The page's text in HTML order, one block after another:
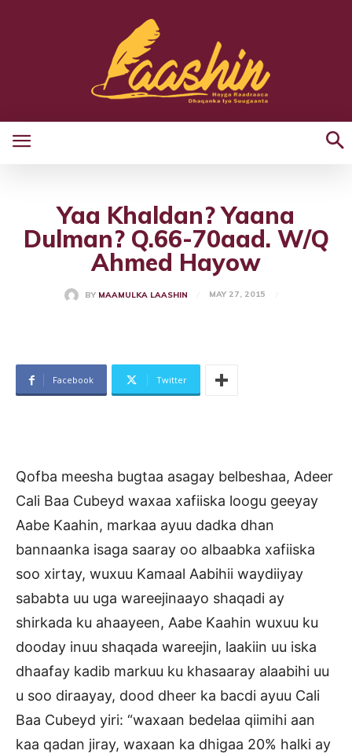
Yaa Khaldan? Yaana
Dulman? Q.66-70aad. W/Q
Ahmed Hayow
BY MAAMULKA LAASHIN MAY 27, 2015
Facebook Twitter
Qofba meesha bugtaa asagay belbeshaa, Adeer
Cali Baa Cubeyd waxaa xafiiska loogu geeyay
Aabe Kaahin, markaa ayuu dadka dhan
bannaanka isaga saaray oo albaabka xafiiska
soo xirtay, wuxuu Kamaal Aabihii waydiiyay
sababta uu uga wareejinaayo shaqadi ay
shirkada ku ahaayeen, Aabe Kaahin wuxuu ku
dooday inuu shaqada wareejin, laakiin uu iska
dhaafay kadib markuu ku khasaaray alaabihi uu
u soo diraayay, dood dheer ka bacdi ayuu Cali
Baa Cubeyd yiri: “waxaan bedelaa qiimihi aan
kaa qadan jiray, waxaan ka dhigaa 20% halki ay